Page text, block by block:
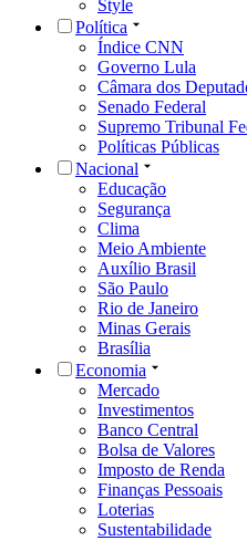
Style
Política
Índice CNN
Governo Lula
Câmara dos
Senado Federal
Supremo Tribunal
Políticas Públicas
Nacional
Educação
Segurança
Clima
Meio Ambiente
Auxílio Brasil
São Paulo
Rio de Janeiro
Minas Gerais
Brasília
Economia
Mercado
Investimentos
Banco Central
Bolsa de Valores
Imposto de Renda
Finanças Pessoais
Loterias
Sustentabilidade